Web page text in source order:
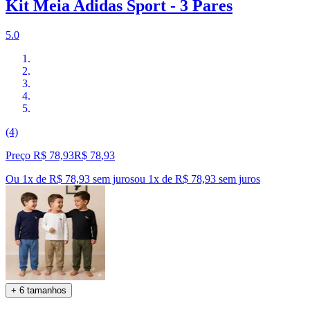
Kit Meia Adidas Sport - 3 Pares
5.0
(4)
Preço R$ 78,93R$ 78,93
Ou 1x de R$ 78,93 sem jurosou 1x de R$ 78,93 sem juros
+ 6 tamanhos